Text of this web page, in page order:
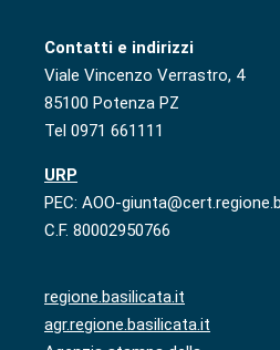
Contatti e indirizzi
Viale Vincenzo Verrastro, 4
85100 Potenza PZ
Tel 0971 661111
URP
PEC: AOO-
C.F. 80002950766
regione.basilicata.it
agr.regione.basilicata.it